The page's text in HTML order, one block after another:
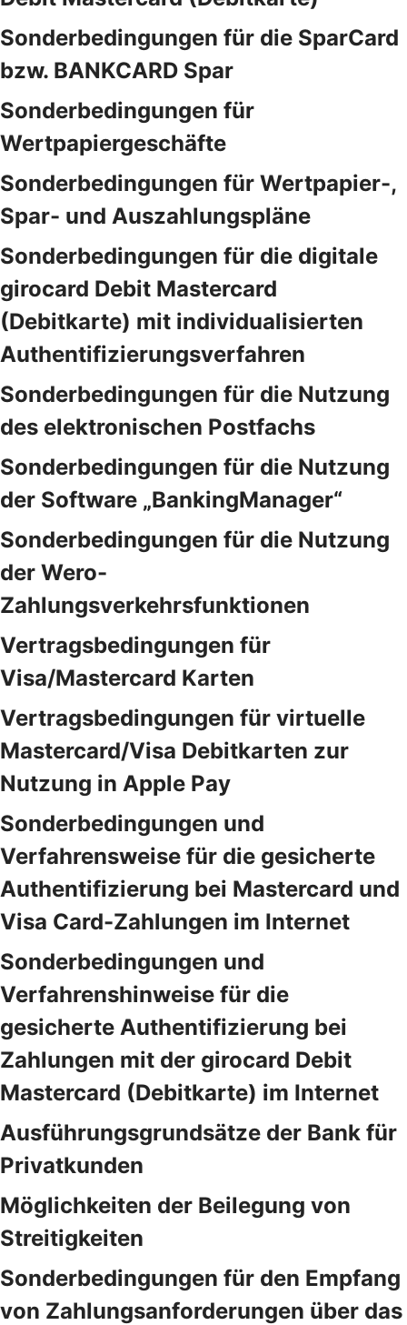
Sonderbedingungen für die SparCard
bzw. BANKCARD Spar
Sonderbedingungen für
Wertpapiergeschäfte
Sonderbedingungen für Wertpapier-,
Spar- und Auszahlungspläne
Sonderbedingungen für die digitale
girocard Debit Mastercard
(Debitkarte) mit individualisierten
Authentifizierungsverfahren
Sonderbedingungen für die Nutzung
des elektronischen Postfachs
Sonderbedingungen für die Nutzung
der Software „BankingManager“
Sonderbedingungen für die Nutzung
der Wero-
Zahlungsverkehrsfunktionen
Vertragsbedingungen für
Visa/Mastercard Karten
Vertragsbedingungen für virtuelle
Mastercard/Visa Debitkarten zur
Nutzung in Apple Pay
Sonderbedingungen und
Verfahrensweise für die gesicherte
Authentifizierung bei Mastercard und
Visa Card-Zahlungen im Internet
Sonderbedingungen und
Verfahrenshinweise für die
gesicherte Authentifizierung bei
Zahlungen mit der girocard Debit
Mastercard (Debitkarte) im Internet
Ausführungsgrundsätze der Bank für
Privatkunden
Möglichkeiten der Beilegung von
Streitigkeiten
Sonderbedingungen für den Empfang
von Zahlungsanforderungen über das